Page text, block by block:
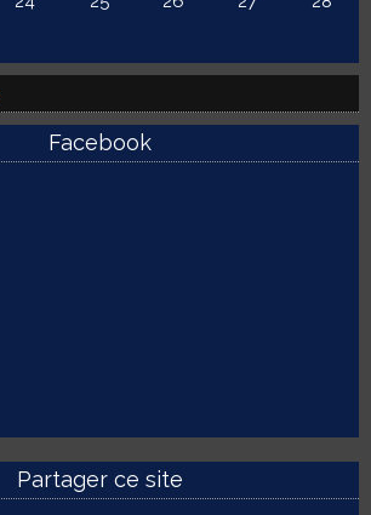
Facebook
Partager ce site